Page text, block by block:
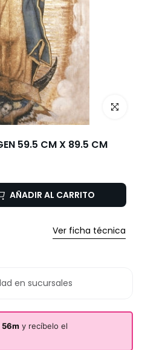
Haz clic
59.5 CM X 89.5 CM
AÑADIR AL CARRITO
Ver ficha técnica
en sucursales
56m y recíbelo el